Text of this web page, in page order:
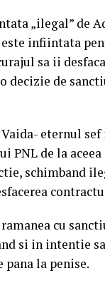
„ilegal” de
infiintata
sa ii
de
eternul
de la aceea
schimband
cu
si in intentie
la penise.